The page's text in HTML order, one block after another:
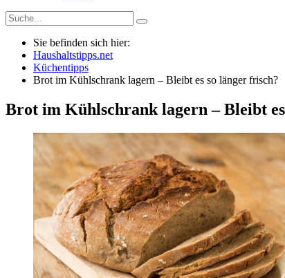
Sie befinden sich hier:
Haushaltstipps.net
Küchentipps
Brot im Kühlschrank lagern – Bleibt es so länger frisch?
Brot im Kühlschrank lagern – Bleibt